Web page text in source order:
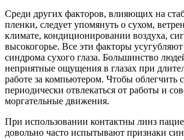
Среди других факторов, влияющих на
пленки, следует упомянуть о сухом,
климате, кондиционировании воздуха,
высокогорье. Все эти факторы
синдрома сухого глаза. Большинство
неприятные ощущения в глазах при
работе за компьютером. Чтобы облегчить
периодически отвлекаться от работы и
моргательные движения.
При использовании контактны линз
довольно часто испытывают признаки